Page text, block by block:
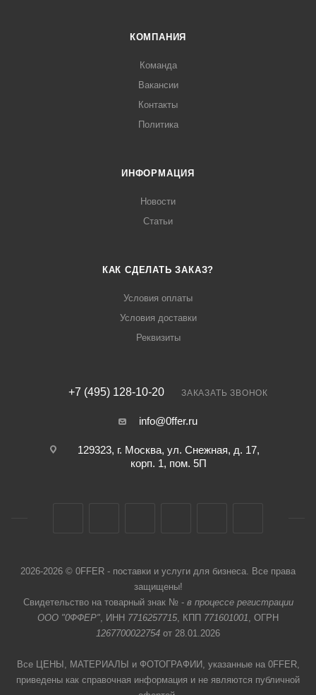
КОМПАНИЯ
Команда
Вакансии
Контакты
Политика
ИНФОРМАЦИЯ
Новости
Статьи
КАК СДЕЛАТЬ ЗАКАЗ?
Условия оплаты
Условия доставки
Реквизиты
+7 (495) 128-10-20 ЗАКАЗАТЬ ЗВОНОК
info@0ffer.ru
129323, г. Москва, ул. Снежная, д. 17,
корп. 1, пом. 5П
2026-2026 © 0FFER - поставки и услуги для бизнеса. Все права
защищены!
Свидетельство на товарный знак № - в процессе регистрации
ООО "0ФФЕР", ИНН 7716257715, КПП 771601001, ОГРН
1267700022754 от 28.01.2026
Все ЦЕНЫ, МАТЕРИАЛЫ и ФОТОГРАФИИ, указанные на 0FFER,
приведены как справочная информация и не являются публичной